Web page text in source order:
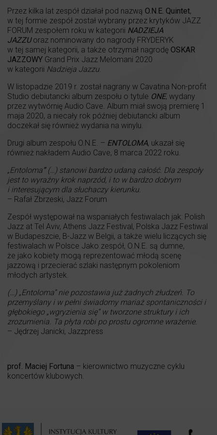
Przez kilka lat zespół działał pod nazwą O.N.E. Quintet,
w tej formie zespół został wybrany przez krytyków JAZZ
FORUM zespołem roku w kategorii NADZIEJA
JAZZUoraz nominowany do nagrody FRYDERYK
w tej samej kategorii, a także otrzymał nagrodę OSKAR
JAZZOWY Grand Prix Jazz Melomani 2020
w kategorii Nadzieja Jazzu.
W listopadzie 2019 r. został nagrany w Cavatina Non-profit
Studio debiutancki album zespołu o tytule ONE, wydany
przez wytwórnię Audio Cave. Album miał swoją premierę 1
maja 2020, a niecały rok później debiutancki album
doczekał się również wydania na winylu.
Drugi album zespołu O.N.E. – ENTOLOMA, ukazał się
również nakładem Audio Cave, 8 marca 2022 roku.
„Entoloma”(…) stanowi bardzo udaną całość. Dla zespoły
jest to wyraźny krok naprzód, i to w bardzo dobrym
i interesującym dla słuchaczy kierunku.
– Rafał Zbrzeski, Jazz Forum
Zespół występował na wspaniałych festiwalach jak: Polish
Jazz at Tel Aviv, Athens Jazz Festival, Polska Jazz Festiwal
w Budapeszcie, B-Jazz w Belgii, a także wielu liczących się
festiwalach w Polsce Jako zespół, O.N.E. są dumne,
że jako kobiety mogą reprezentować młodą scenę
jazzową i przecierać szlaki następnym pokoleniom
młodych artystek.
(…) „Entoloma” nie pozostawia już żadnych złudzeń. To
przemyślany i w pełni świadomy mariaż spontaniczności i
głębokiego „wgryzienia się” w tworzone struktury i ich
zrozumienia. Ta płyta robi po prostu ogromne wrażenie.
– Jędrzej Janicki, Jazzpress
prof. Maciej Fortuna – kierownictwo muzyczne cyklu
koncertów klubowych.